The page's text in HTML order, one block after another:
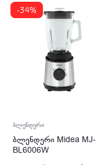
-34%
ბლენდერი
ბლენდერი Midea MJ-
BL6006W